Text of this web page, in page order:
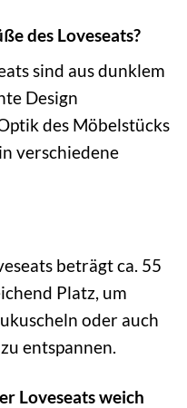
des Loveseats?
sind aus dunklem
Design
des Möbelstücks
verschiedene
beträgt ca. 55
Platz, um
oder auch
entspannen.
Loveseats weich